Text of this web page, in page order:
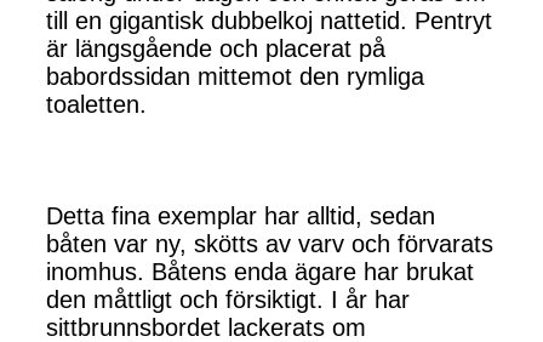
till en gigantisk dubbelkoj nattetid. Pentryt
är längsgående och placerat på
babordssidan mittemot den rymliga
toaletten.
Detta fina exemplar har alltid, sedan
båten var ny, skötts av varv och förvarats
inomhus. Båtens enda ägare har brukat
den måttligt och försiktigt. I år har
sittbrunnsbordet lackerats om